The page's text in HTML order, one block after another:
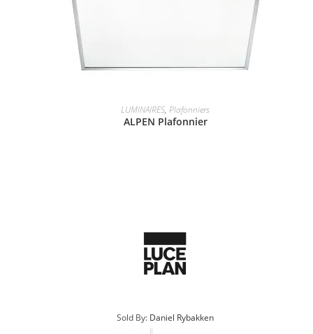
LUMINAIRES, Plafonniers
ALPEN Plafonnier
Sold By: Daniel Rybakken